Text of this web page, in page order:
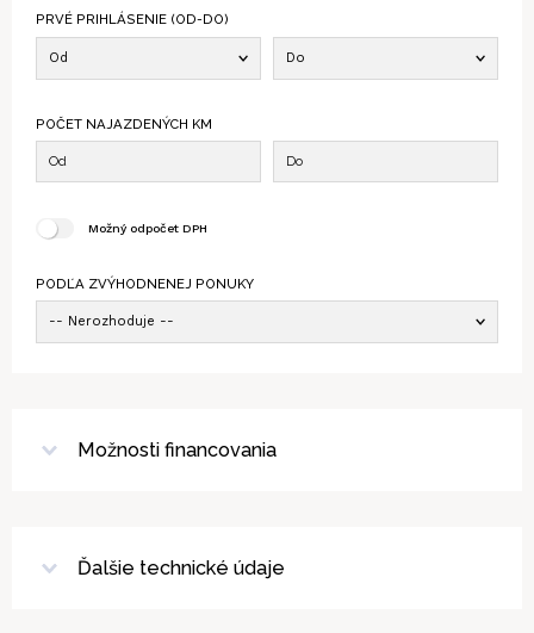
PRVÉ PRIHLÁSENIE (OD-DO)
Od Do
POČET NAJAZDENÝCH KM
Možný odpočet DPH
PODĽA ZVÝHODNENEJ PONUKY
-- Nerozhoduje --
Možnosti financovania
Ďalšie technické údaje